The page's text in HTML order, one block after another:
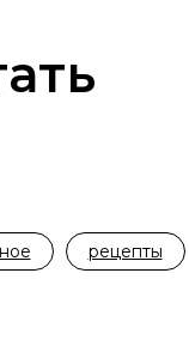
рецепты